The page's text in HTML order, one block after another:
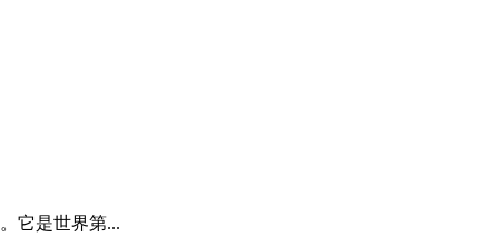
它是世界第...